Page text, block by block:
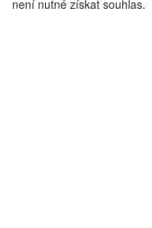
není nutné získat souhlas.